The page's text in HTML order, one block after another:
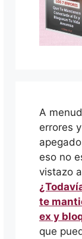
A
errores
eso no
vistazo
te
ex y
que